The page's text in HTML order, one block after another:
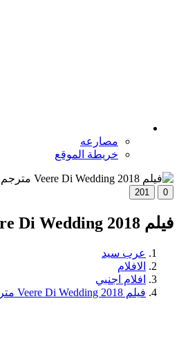
مصارعه
خريطة الموقع
0
201
فيلم Veere Di Wedding 2018 مترجم HD
عرب سيد
الافلام
افلام اجنبي
فيلم Veere Di Wedding 2018 مترجم HD